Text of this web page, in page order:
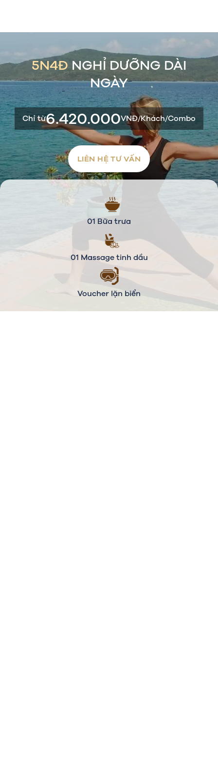
5N4ĐNGHỈ DƯỠNG DÀI
NGÀY
Chỉ từ6.420.000VNĐ/Khách/Combo
LIÊN HỆ TƯ VẤN
01 Bữa trưa
01 Massage tinh dầu
Voucher lặn biển